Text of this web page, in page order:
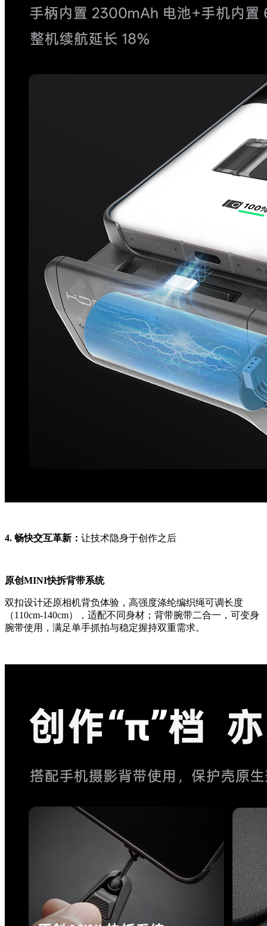
4. 畅快交互革新： 让技术隐身于创作之后
原创MINI快拆背带系统
双扣设计还原相机背负体验，高强度涤纶编织绳可调长度
（110cm-140cm），适配不同身材；背带腕带二合一，可变身
腕带使用，满足单手抓拍与稳定握持双重需求。